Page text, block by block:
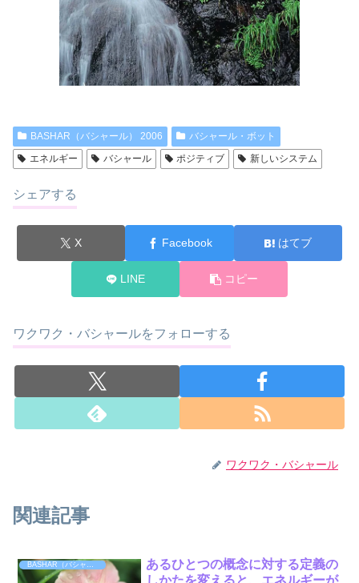
BASHAR（バシャール） 2006
バシャール・ボット
エネルギー
バシャール ポジティブ 新しいシステム
シェアする
X Facebook はてブ
LINE コピー
ワクワク・バシャールをフォローする
ワクワク・バシャール
関連記事
BASHAR（バシャール） 2006
あるひとつの概念に対する定義の